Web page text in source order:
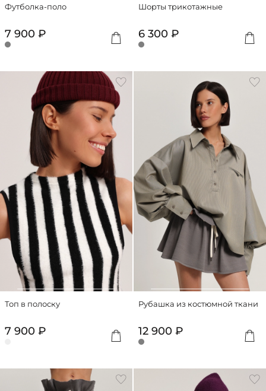
Футболка-поло
7 900 ₽
Шорты трикотажные
6 300 ₽
Топ в полоску
7 900 ₽
Рубашка из костюмной ткани
12 900 ₽